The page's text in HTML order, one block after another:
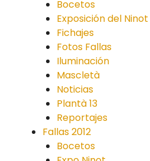
Bocetos
Exposición del Ninot
Fichajes
Fotos Fallas
Iluminación
Mascletà
Noticias
Plantà 13
Reportajes
Fallas 2012
Bocetos